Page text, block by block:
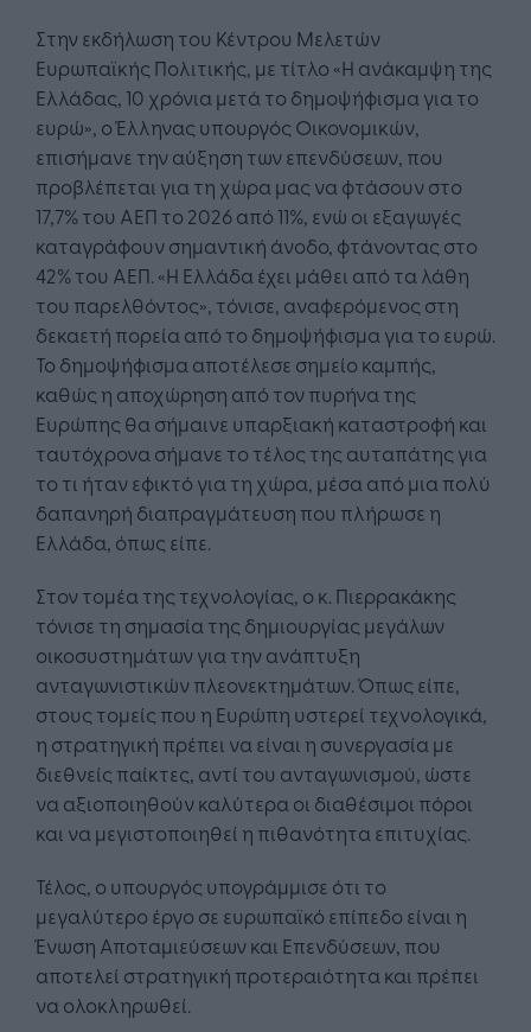
Στην εκδήλωση του Κέντρου Μελετών
Ευρωπαϊκής Πολιτικής, με τίτλο «Η ανάκαμψη της
Ελλάδας, 10 χρόνια μετά το δημοψήφισμα για το
ευρώ», ο Έλληνας υπουργός Οικονομικών,
επισήμανε την αύξηση των επενδύσεων, που
προβλέπεται για τη χώρα μας να φτάσουν στο
17,7% του ΑΕΠ το 2026 από 11%, ενώ οι εξαγωγές
καταγράφουν σημαντική άνοδο, φτάνοντας στο
42% του ΑΕΠ. «Η Ελλάδα έχει μάθει από τα λάθη
του παρελθόντος», τόνισε, αναφερόμενος στη
δεκαετή πορεία από το δημοψήφισμα για το ευρώ.
Το δημοψήφισμα αποτέλεσε σημείο καμπής,
καθώς η αποχώρηση από τον πυρήνα της
Ευρώπης θα σήμαινε υπαρξιακή καταστροφή και
ταυτόχρονα σήμανε το τέλος της αυταπάτης για
το τι ήταν εφικτό για τη χώρα, μέσα από μια πολύ
δαπανηρή διαπραγμάτευση που πλήρωσε η
Ελλάδα, όπως είπε.
Στον τομέα της τεχνολογίας, ο κ. Πιερρακάκης
τόνισε τη σημασία της δημιουργίας μεγάλων
οικοσυστημάτων για την ανάπτυξη
ανταγωνιστικών πλεονεκτημάτων. Όπως είπε,
στους τομείς που η Ευρώπη υστερεί τεχνολογικά,
η στρατηγική πρέπει να είναι η συνεργασία με
διεθνείς παίκτες, αντί του ανταγωνισμού, ώστε
να αξιοποιηθούν καλύτερα οι διαθέσιμοι πόροι
και να μεγιστοποιηθεί η πιθανότητα επιτυχίας.
Τέλος, ο υπουργός υπογράμμισε ότι το
μεγαλύτερο έργο σε ευρωπαϊκό επίπεδο είναι η
Ένωση Αποταμιεύσεων και Επενδύσεων, που
αποτελεί στρατηγική προτεραιότητα και πρέπει
να ολοκληρωθεί.